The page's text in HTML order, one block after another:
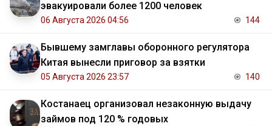
эвакуировали более 1200 человек
06 Августа 2026 04:56 144
Бывшему замглавы оборонного регулятора
Китая вынесли приговор за взятки
05 Августа 2026 23:57 140
Костанаец организовал незаконную выдачу
займов под 120 % годовых